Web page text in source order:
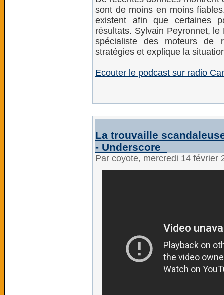
sont de moins en moins
existent afin que certaines
résultats. Sylvain Peyronnet,
spécialiste des moteurs de
stratégies et explique la
Ecouter le podcast sur radio
La trouvaille
- Underscore_
Par coyote, mercredi 14 février